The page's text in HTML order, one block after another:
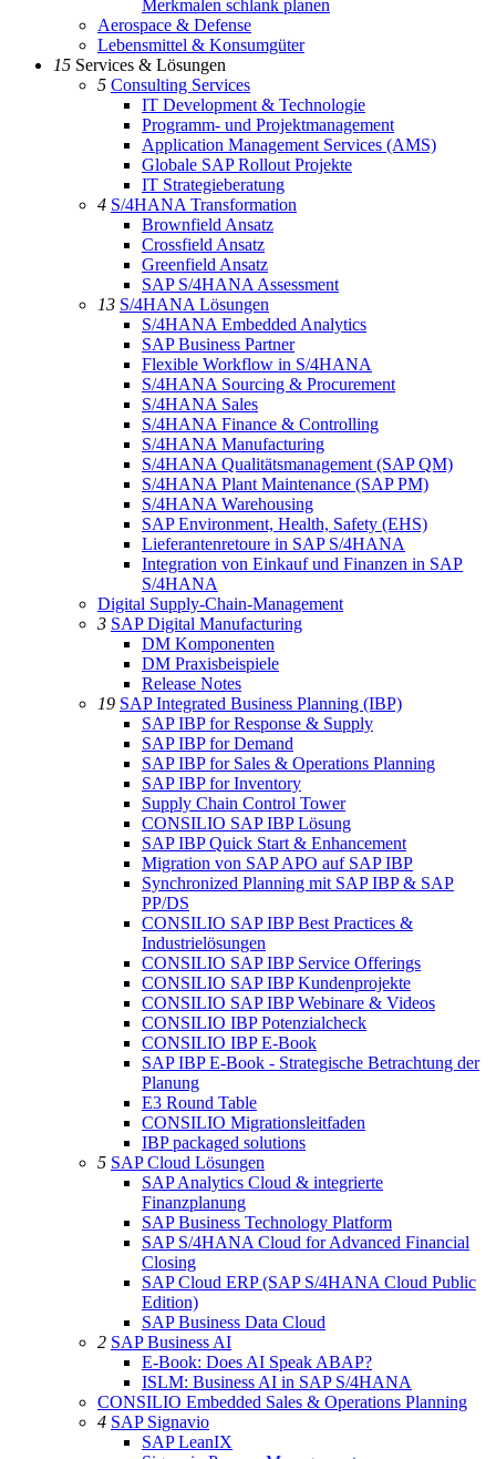
Merkmalen schlank planen
Aerospace & Defense
Lebensmittel & Konsumgüter
15 Services & Lösungen
5 Consulting Services
IT Development & Technologie
Programm- und Projektmanagement
Application Management Services (AMS)
Globale SAP Rollout Projekte
IT Strategieberatung
4 S/4HANA Transformation
Brownfield Ansatz
Crossfield Ansatz
Greenfield Ansatz
SAP S/4HANA Assessment
13 S/4HANA Lösungen
S/4HANA Embedded Analytics
SAP Business Partner
Flexible Workflow in S/4HANA
S/4HANA Sourcing & Procurement
S/4HANA Sales
S/4HANA Finance & Controlling
S/4HANA Manufacturing
S/4HANA Qualitätsmanagement (SAP QM)
S/4HANA Plant Maintenance (SAP PM)
S/4HANA Warehousing
SAP Environment, Health, Safety (EHS)
Lieferantenretoure in SAP S/4HANA
Integration von Einkauf und Finanzen in SAP
S/4HANA
Digital Supply-Chain-Management
3 SAP Digital Manufacturing
DM Komponenten
DM Praxisbeispiele
Release Notes
19 SAP Integrated Business Planning (IBP)
SAP IBP for Response & Supply
SAP IBP for Demand
SAP IBP for Sales & Operations Planning
SAP IBP for Inventory
Supply Chain Control Tower
CONSILIO SAP IBP Lösung
SAP IBP Quick Start & Enhancement
Migration von SAP APO auf SAP IBP
Synchronized Planning mit SAP IBP & SAP
PP/DS
CONSILIO SAP IBP Best Practices &
Industrielösungen
CONSILIO SAP IBP Service Offerings
CONSILIO SAP IBP Kundenprojekte
CONSILIO SAP IBP Webinare & Videos
CONSILIO IBP Potenzialcheck
CONSILIO IBP E-Book
SAP IBP E-Book - Strategische Betrachtung der
Planung
E3 Round Table
CONSILIO Migrationsleitfaden
IBP packaged solutions
5 SAP Cloud Lösungen
SAP Analytics Cloud & integrierte
Finanzplanung
SAP Business Technology Platform
SAP S/4HANA Cloud for Advanced Financial
Closing
SAP Cloud ERP (SAP S/4HANA Cloud Public
Edition)
SAP Business Data Cloud
2 SAP Business AI
E-Book: Does AI Speak ABAP?
ISLM: Business AI in SAP S/4HANA
CONSILIO Embedded Sales & Operations Planning
4 SAP Signavio
SAP LeanIX